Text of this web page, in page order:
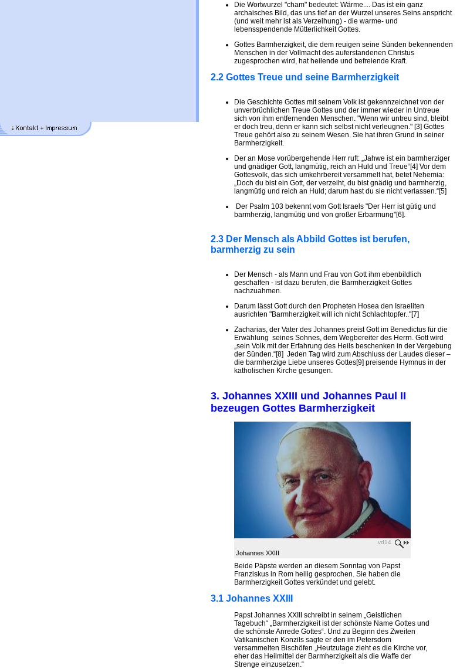
Die Wortwurzel "cham" bedeutet: Wärme.... Das ist ein ganz
archaisches Bild, das uns tief an der Wurzel unseres Seins anspricht
(und weit mehr ist als Verzeihung) - die warme- und
lebensspendende Mütterlichkeit Gottes.
Gottes Barmherzigkeit, die dem reuigen seine Sünden bekennenden
Menschen in der Vollmacht des auferstandenen Christus
zugesprochen wird, hat heilende und befreiende Kraft.
2.2 Gottes Treue und seine Barmherzigkeit
Die Geschichte Gottes mit seinem Volk ist gekennzeichnet von der
unverbrüchlichen Treue Gottes und der immer wieder in Untreue
sich von ihm entfernenden Menschen. "Wenn wir untreu sind, bleibt
er doch treu, denn er kann sich selbst nicht verleugnen." [3] Gottes
Treue gehört also zu seinem Wesen. Sie hat ihren Grund in seiner
Barmherzigkeit.
Der an Mose vorübergehende Herr ruft: „Jahwe ist ein barmherziger
und gnädiger Gott, langmütig, reich an Huld und Treue“[4] Vor dem
Gottesvolk, das sich umkehrbereit versammelt hat, betet Nehemia:
„Doch du bist ein Gott, der verzeiht, du bist gnädig und barmherzig,
langmütig und reich an Huld; darum hast du sie nicht verlassen.“[5]
Der Psalm 103 bekennt vom Gott Israels "Der Herr ist gütig und
barmherzig, langmütig und von großer Erbarmung"[6].
2.3 Der Mensch als Abbild Gottes ist berufen,
barmherzig zu sein
Der Mensch - als Mann und Frau von Gott ihm ebenbildlich
geschaffen - ist dazu berufen, die Barmherzigkeit Gottes
nachzuahmen.
Darum lässt Gott durch den Propheten Hosea den Israeliten
ausrichten "Barmherzigkeit will ich nicht Schlachtopfer.."[7]
Zacharias, der Vater des Johannes preist Gott im Benedictus für die
Erwählung seines Sohnes, dem Wegbereiter des Herrn. Gott wird
„sein Volk mit der Erfahrung des Heils beschenken in der Vergebung
der Sünden.“[8] Jeden Tag wird zum Abschluss der Laudes dieser –
die barmherzige Liebe unseres Gottes[9] preisende Hymnus in der
katholischen Kirche gesungen.
3. Johannes XXIII und Johannes Paul II
bezeugen Gottes Barmherzigkeit
vd14
Johannes XXIII
Beide Päpste werden an diesem Sonntag von Papst
Franziskus in Rom heilig gesprochen. Sie haben die
Barmherzigkeit Gottes verkündet und gelebt.
3.1 Johannes XXIII
Papst Johannes XXIII schreibt in seinem „Geistlichen
Tagebuch“ „Barmherzigkeit ist der schönste Name Gottes und
die schönste Anrede Gottes“. Und zu Beginn des Zweiten
Vatikanischen Konzils sagte er den im Petersdom
versammelten Bischöfen „Heutzutage zieht es die Kirche vor,
eher das Heilmittel der Barmherzigkeit als die Waffe der
Strenge einzusetzen.“